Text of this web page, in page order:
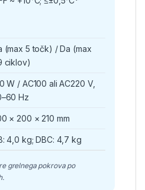
(max 5 točk) / Da (max
ciklov)
W / AC100 ali AC220 V,
Hz
× 200 × 210 mm
4,0 kg; DBC: 4,7 kg
grelnega pokrova po